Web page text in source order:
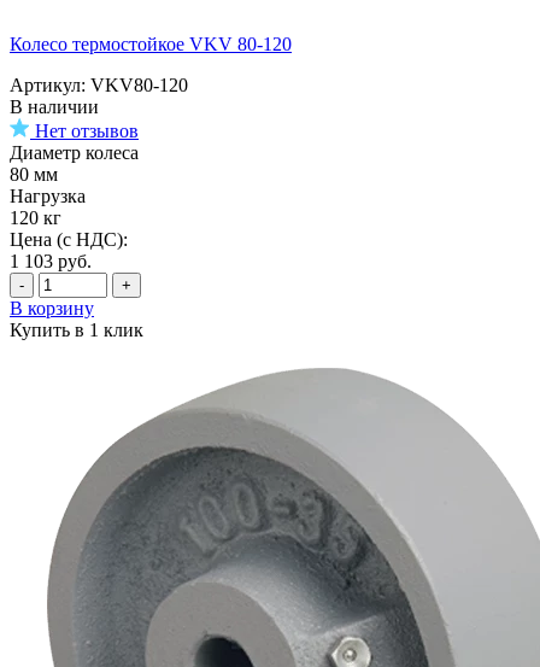
Колесо термостойкое VKV 80-120
Артикул: VKV80-120
В наличии
Нет отзывов
Диаметр колеса
80 мм
Нагрузка
120 кг
Цена (с НДС):
1 103 руб.
- +
В корзину
Купить в 1 клик